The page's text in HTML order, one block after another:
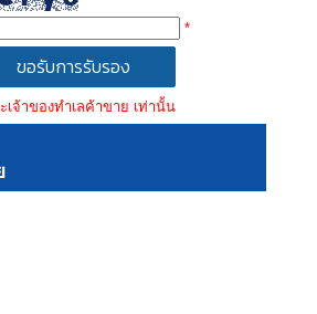
*
เจ้าของทำเลค้าขาย เท่านั้น